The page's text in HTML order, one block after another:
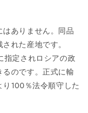
ありません。同品
れた産地です。
指定されロシアの政
のです。正式に輸
100％法令順守した